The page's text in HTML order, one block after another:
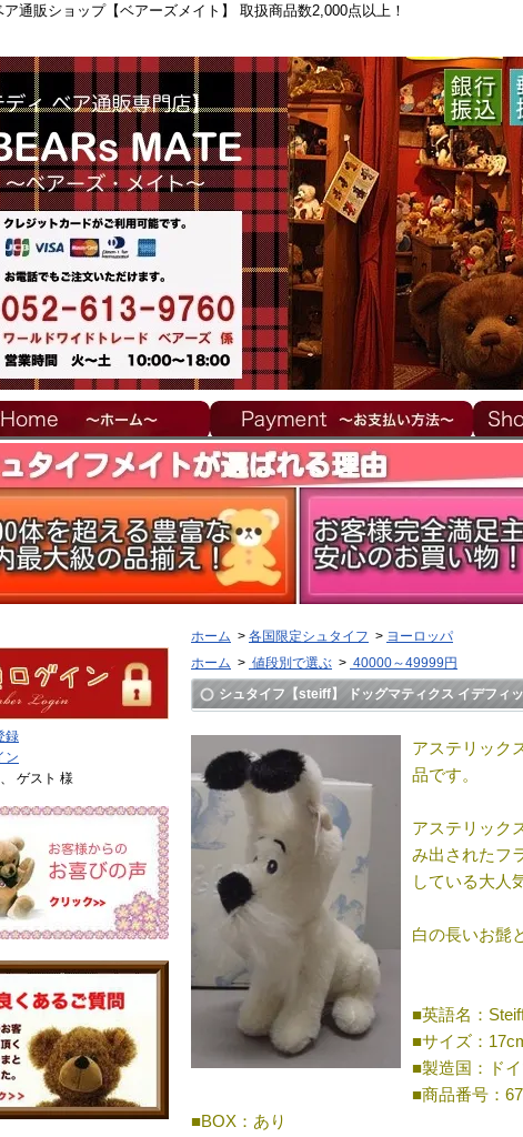
ア通販ショップ【ベアーズメイト】 取扱商品数2,000点以上！
録
ン
ゲスト 様
ホーム > 各国限定シュタイフ > ヨーロッパ
ホーム > 値段別で選ぶ > 40000～49999円
シュタイフ【steiff】 ドッグマティクス イデフィ
アステリック
品です。
アステリック
み出されたフ
している大人
白の長いお髭
■英語名：
■サイズ：
■製造国：ド
■商品番号：
■BOX：あり